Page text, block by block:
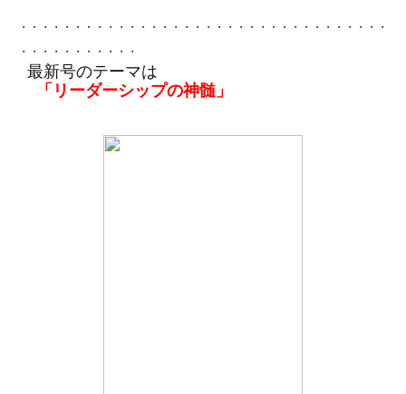
・・・・・・・・・・・・・・・ ・・・・・・・・・・・・・・・
・・・・
・・・・・・・・・・・
最新号のテーマは
「リーダーシップの神髄」